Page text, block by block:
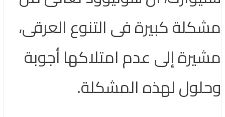
مشكلة كبيرة فى التنوع العرقى،
مشيرة إلى عدم امتلاكها أجوبة
وحلول لهذه المشكلة.